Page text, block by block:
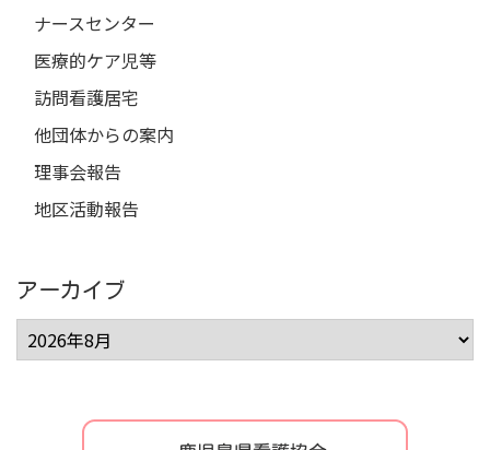
ナースセンター
医療的ケア児等
訪問看護居宅
他団体からの案内
理事会報告
地区活動報告
アーカイブ